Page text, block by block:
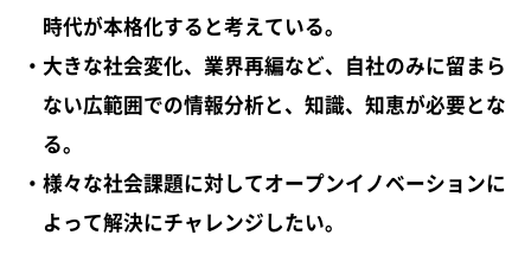
時代が本格化すると考えている。
・大きな社会変化、業界再編など、自社のみに留まら
ない広範囲での情報分析と、知識、知恵が必要とな
る。
・様々な社会課題に対してオープンイノベーションに
よって解決にチャレンジしたい。